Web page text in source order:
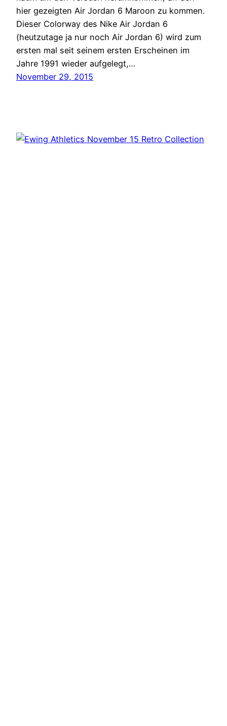
hier gezeigten Air Jordan 6 Maroon zu kommen.
Dieser Colorway des Nike Air Jordan 6
(heutzutage ja nur noch Air Jordan 6) wird zum
ersten mal seit seinem ersten Erscheinen im
Jahre 1991 wieder aufgelegt,…
November 29, 2015